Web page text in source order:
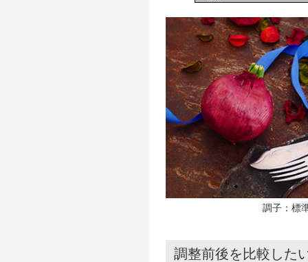
調子：標
調整前後を比較した